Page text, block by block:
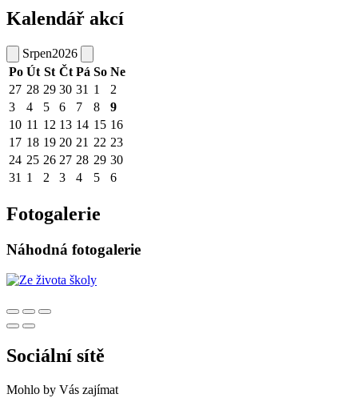
Kalendář akcí
Srpen2026
Po Út St Čt Pá So Ne
27 28 29 30 31 1
2
3
4 5 6 7 8
9
10 11 12 13 14 15 16
17 18 19 20 21 22 23
24 25 26 27 28 29 30
31 1 2 3 4 5 6
Fotogalerie
Náhodná fotogalerie
Sociální sítě
Mohlo by Vás zajímat